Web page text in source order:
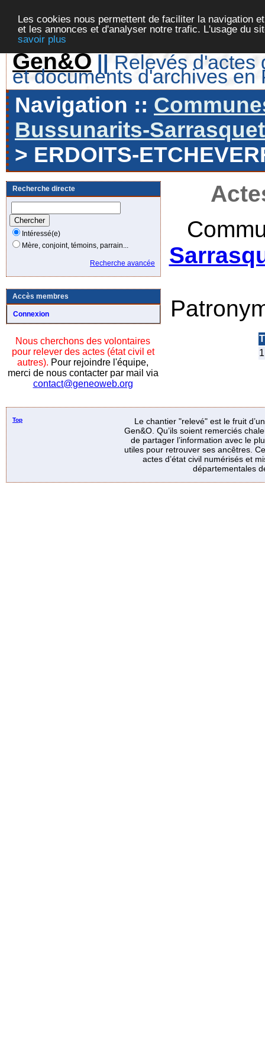
Les cookies nous permettent de faciliter la navigation
et les annonces et d'analyser notre trafic. L'usage du
savoir plus
Gen&O || Relevés d'actes
et documents d'archives en
Navigation ::
Bussunarits-
> ERDOITS-
Recherche directe
Intéressé(e)
Mère, conjoint, témoins, parrain...
Recherche avancée
Accès membres
Connexion
Nous cherchons des volontaires
pour relever des actes (état civil et
autres). Pour rejoindre l'équipe,
merci de nous contacter par mail via
contact@geneoweb.org
Top
Le chantier "relevé" est le fruit
Gen&O. Qu’ils soient remerciés
de partager l’information avec le
utiles pour retrouver ses ancêtres.
actes d’état civil numérisés et
départementales